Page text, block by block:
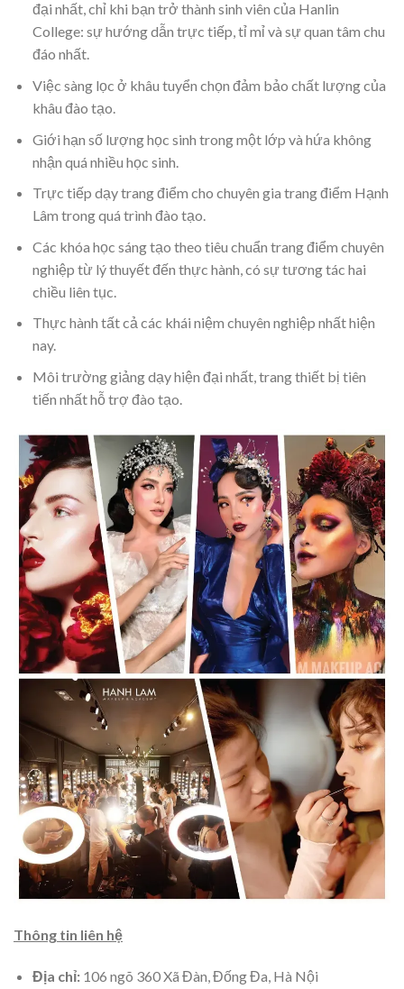
đại nhất, chỉ khi bạn trở thành sinh viên của Hanlin
College: sự hướng dẫn trực tiếp, tỉ mỉ và sự quan tâm chu
đáo nhất.
Việc sàng lọc ở khâu tuyển chọn đảm bảo chất lượng của
khâu đào tạo.
Giới hạn số lượng học sinh trong một lớp và hứa không
nhận quá nhiều học sinh.
Trực tiếp dạy trang điểm cho chuyên gia trang điểm Hạnh
Lâm trong quá trình đào tạo.
Các khóa học sáng tạo theo tiêu chuẩn trang điểm chuyên
nghiệp từ lý thuyết đến thực hành, có sự tương tác hai
chiều liên tục.
Thực hành tất cả các khái niệm chuyên nghiệp nhất hiện
nay.
Môi trường giảng dạy hiện đại nhất, trang thiết bị tiên
tiến nhất hỗ trợ đào tạo.
Thông tin liên hệ
Địa chỉ: 106 ngõ 360 Xã Đàn, Đống Đa, Hà Nội